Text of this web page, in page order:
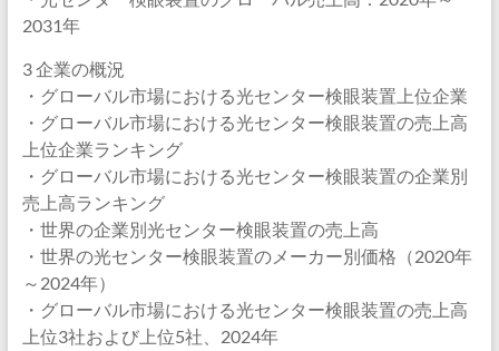
2031年
3 企業の概況
・グローバル市場における光センター検眼装置上位企業
・グローバル市場における光センター検眼装置の売上高
上位企業ランキング
・グローバル市場における光センター検眼装置の企業別
売上高ランキング
・世界の企業別光センター検眼装置の売上高
・世界の光センター検眼装置のメーカー別価格（2020年
～2024年）
・グローバル市場における光センター検眼装置の売上高
上位3社および上位5社、2024年